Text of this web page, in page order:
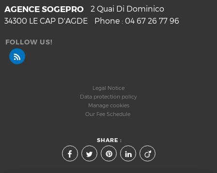
AGENCE SOGEPRO
2 Quai Di Dominico
34300 LE CAP D'AGDE Phone : 04 67 26 77 96
FOLLOW US!
Legal Notice
Data protection policy
Manage cookies
Our Fee Schedule
SHARE :